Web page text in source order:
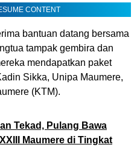
CONTENT
bantuan datang bersama
tampak gembira dan
mendapatkan paket
Sikka, Unipa Maumere,
(KTM).
Tekad, Pulang Bawa
Maumere di Tingkat